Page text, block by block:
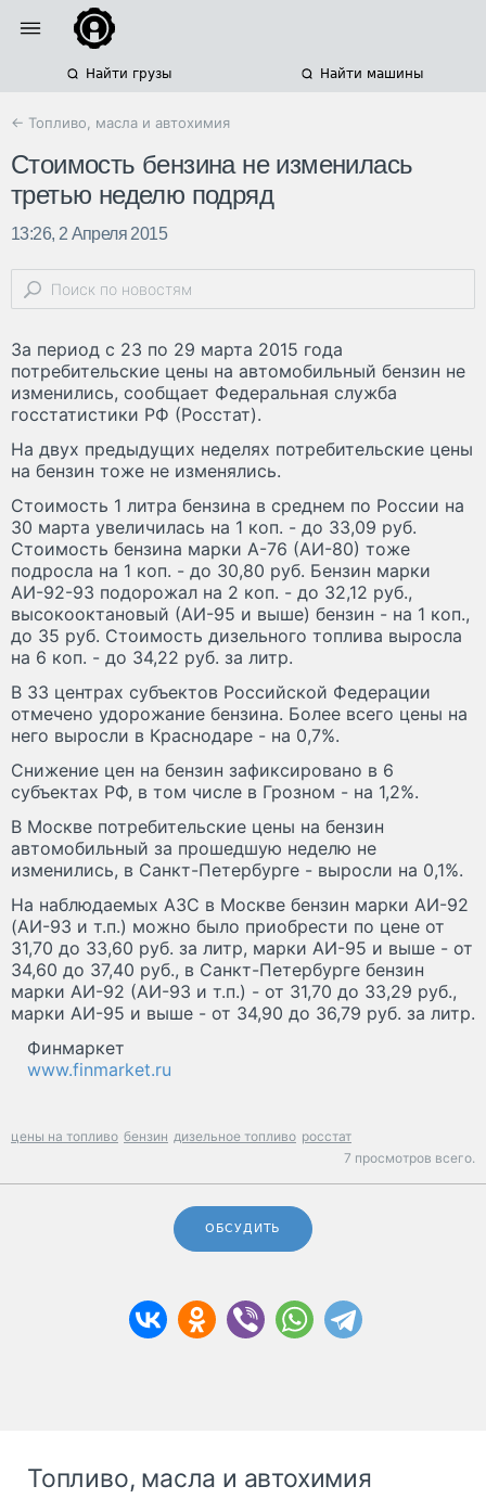
Найти грузы Найти машины
← Топливо, масла и автохимия
Стоимость бензина не изменилась
третью неделю подряд
13:26, 2 Апреля 2015
За период с 23 по 29 марта 2015 года
потребительские цены на автомобильный бензин не
изменились, сообщает Федеральная служба
госстатистики РФ (Росстат).
На двух предыдущих неделях потребительские цены
на бензин тоже не изменялись.
Стоимость 1 литра бензина в среднем по России на
30 марта увеличилась на 1 коп. - до 33,09 руб.
Стоимость бензина марки А-76 (АИ-80) тоже
подросла на 1 коп. - до 30,80 руб. Бензин марки
АИ-92-93 подорожал на 2 коп. - до 32,12 руб.,
высокооктановый (АИ-95 и выше) бензин - на 1 коп.,
до 35 руб. Стоимость дизельного топлива выросла
на 6 коп. - до 34,22 руб. за литр.
В 33 центрах субъектов Российской Федерации
отмечено удорожание бензина. Более всего цены на
него выросли в Краснодаре - на 0,7%.
Снижение цен на бензин зафиксировано в 6
субъектах РФ, в том числе в Грозном - на 1,2%.
В Москве потребительские цены на бензин
автомобильный за прошедшую неделю не
изменились, в Санкт-Петербурге - выросли на 0,1%.
На наблюдаемых АЗС в Москве бензин марки АИ-92
(АИ-93 и т.п.) можно было приобрести по цене от
31,70 до 33,60 руб. за литр, марки АИ-95 и выше - от
34,60 до 37,40 руб., в Санкт-Петербурге бензин
марки АИ-92 (АИ-93 и т.п.) - от 31,70 до 33,29 руб.,
марки АИ-95 и выше - от 34,90 до 36,79 руб. за литр.
Финмаркет
www.finmarket.ru
цены на топливо бензин дизельное топливо росстат
7 просмотров всего.
ОБСУДИТЬ
Топливо, масла и автохимия